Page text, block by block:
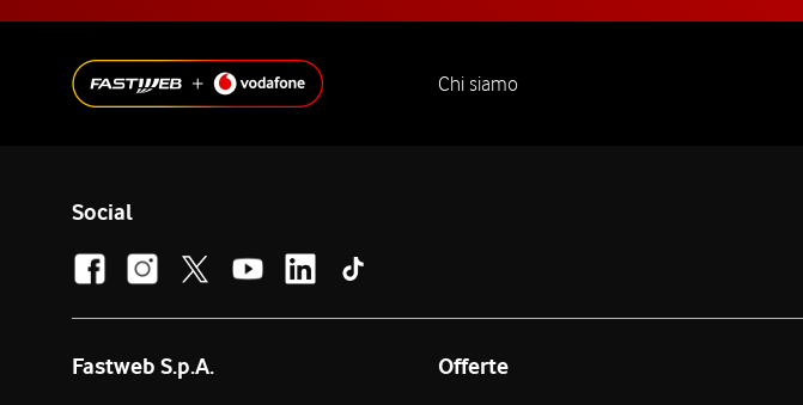
Chi siamo
Social
Fastweb S.p.A. Offerte